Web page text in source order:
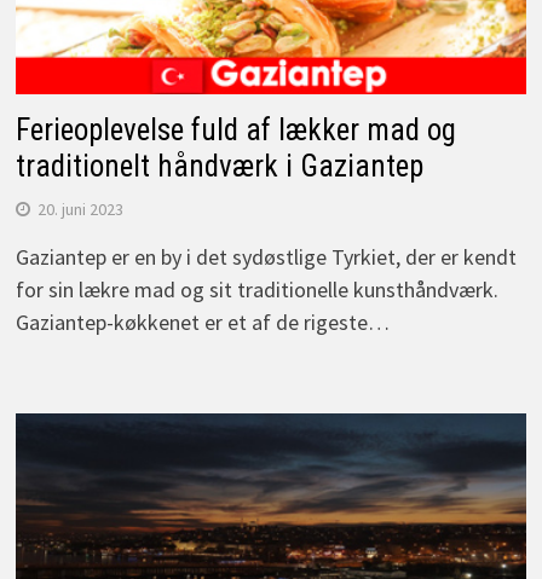
Ferieoplevelse fuld af lækker mad og
traditionelt håndværk i Gaziantep
20. juni 2023
Gaziantep er en by i det sydøstlige Tyrkiet, der er kendt
for sin lækre mad og sit traditionelle kunsthåndværk.
Gaziantep-køkkenet er et af de rigeste…